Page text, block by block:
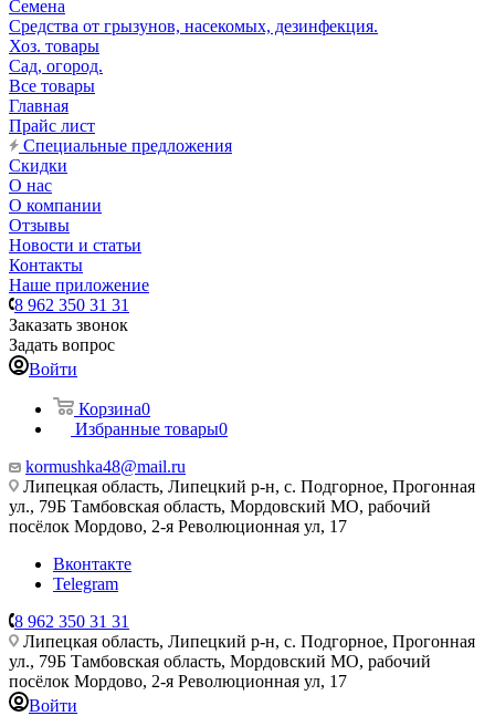
Семена
Средства от грызунов, насекомых, дезинфекция.
Хоз. товары
Сад, огород.
Все товары
Главная
Прайс лист
Специальные предложения
Скидки
О нас
О компании
Отзывы
Новости и статьи
Контакты
Наше приложение
8 962 350 31 31
Заказать звонок
Задать вопрос
Войти
Корзина0
Избранные товары0
kormushka48@mail.ru
Липецкая область, Липецкий р-н, с. Подгорное, Прогонная
ул., 79Б Тамбовская область, Мордовский МО, рабочий
посёлок Мордово, 2-я Революционная ул, 17
Вконтакте
Telegram
8 962 350 31 31
Липецкая область, Липецкий р-н, с. Подгорное, Прогонная
ул., 79Б Тамбовская область, Мордовский МО, рабочий
посёлок Мордово, 2-я Революционная ул, 17
Войти